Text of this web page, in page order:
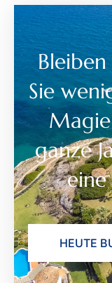
Sie
ganze
HEUTE